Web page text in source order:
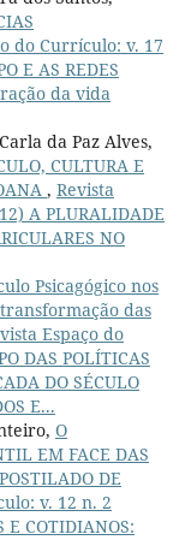
do Currículo: v. 17
E AS REDES
da vida
da Paz Alves,
CULTURA E
, Revista
A PLURALIDADE
NO
Psicagógico nos
das
Espaço do
DAS POLÍTICAS
DO SÉCULO
E...
O
EM FACE DAS
DE
v. 12 n. 2
E COTIDIANOS: